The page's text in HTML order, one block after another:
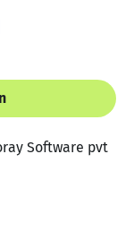
Software pvt